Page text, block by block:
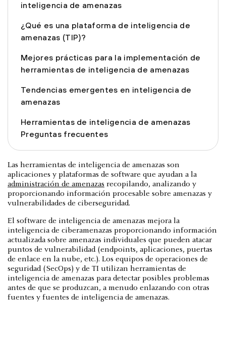
inteligencia de amenazas
¿Qué es una plataforma de inteligencia de
amenazas (TIP)?
Mejores prácticas para la implementación de
herramientas de inteligencia de amenazas
Tendencias emergentes en inteligencia de
amenazas
Herramientas de inteligencia de amenazas
Preguntas frecuentes
Las herramientas de inteligencia de amenazas son
aplicaciones y plataformas de software que ayudan a la
administración de amenazas recopilando, analizando y
proporcionando información procesable sobre amenazas y
vulnerabilidades de ciberseguridad.
El software de inteligencia de amenazas mejora la
inteligencia de ciberamenazas proporcionando información
actualizada sobre amenazas individuales que pueden atacar
puntos de vulnerabilidad (endpoints, aplicaciones, puertas
de enlace en la nube, etc.). Los equipos de operaciones de
seguridad (SecOps) y de TI utilizan herramientas de
inteligencia de amenazas para detectar posibles problemas
antes de que se produzcan, a menudo enlazando con otras
fuentes y fuentes de inteligencia de amenazas.